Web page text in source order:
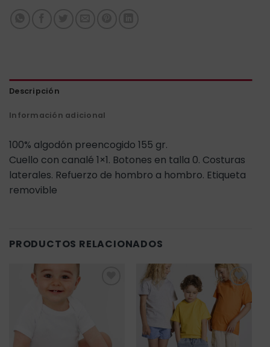
Descripción
Información adicional
100% algodón preencogido 155 gr.
Cuello con canalé 1×1. Botones en talla 0. Costuras
laterales. Refuerzo de hombro a hombro. Etiqueta
removible
PRODUCTOS RELACIONADOS
Añadir
lista de
deseos